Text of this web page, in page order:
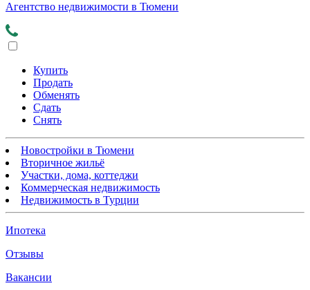
Агентство недвижимости в Тюмени
Купить
Продать
Обменять
Сдать
Снять
Новостройки в Тюмени
Вторичное жильё
Участки, дома, коттеджи
Коммерческая недвижимость
Недвижимость в Турции
Ипотека
Отзывы
Вакансии